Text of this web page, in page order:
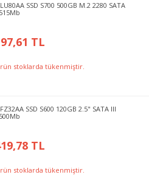
SSD S700 500GB M.2 2280 SATA
TL
stoklarda tükenmiştir.
SSD S600 120GB 2.5" SATA III
TL
stoklarda tükenmiştir.